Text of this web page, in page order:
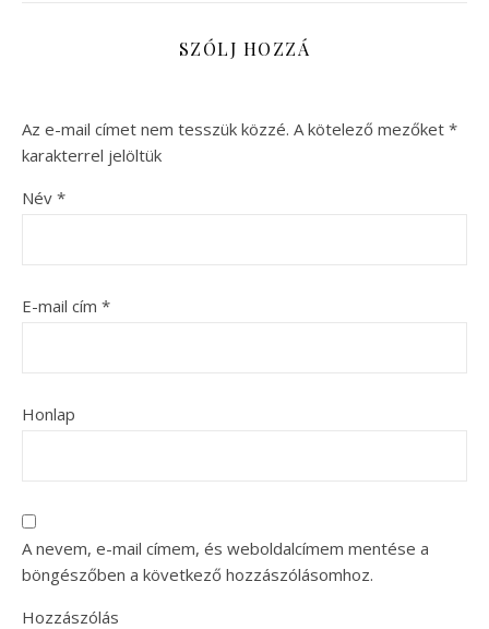
SZÓLJ HOZZÁ
Az e-mail címet nem tesszük közzé. A kötelező mezőket *
karakterrel jelöltük
Név *
E-mail cím *
Honlap
A nevem, e-mail címem, és weboldalcímem mentése a
böngészőben a következő hozzászólásomhoz.
Hozzászólás